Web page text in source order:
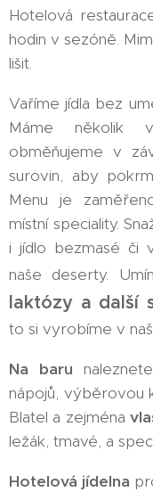
Hotelová
hodin v sezóně.
lišit.
Vaříme jídla bez
Máme několik
obměňujeme v
surovin, aby
Menu je
místní speciality.
i jídlo bezmasé či
naše deserty.
laktózy a další
to si vyrobíme v
Na baru
nápojů, výběrovou
Blatel a zejména
ležák, tmavé, a
Hotelová jídelna